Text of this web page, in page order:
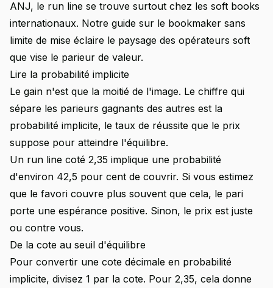
ANJ, le run line se trouve surtout chez les soft books
internationaux. Notre guide sur le bookmaker sans
limite de mise éclaire le paysage des opérateurs soft
que vise le parieur de valeur.
Lire la probabilité implicite
Le gain n'est que la moitié de l'image. Le chiffre qui
sépare les parieurs gagnants des autres est la
probabilité implicite, le taux de réussite que le prix
suppose pour atteindre l'équilibre.
Un run line coté 2,35 implique une probabilité
d'environ 42,5 pour cent de couvrir. Si vous estimez
que le favori couvre plus souvent que cela, le pari
porte une espérance positive. Sinon, le prix est juste
ou contre vous.
De la cote au seuil d'équilibre
Pour convertir une cote décimale en probabilité
implicite, divisez 1 par la cote. Pour 2,35, cela donne